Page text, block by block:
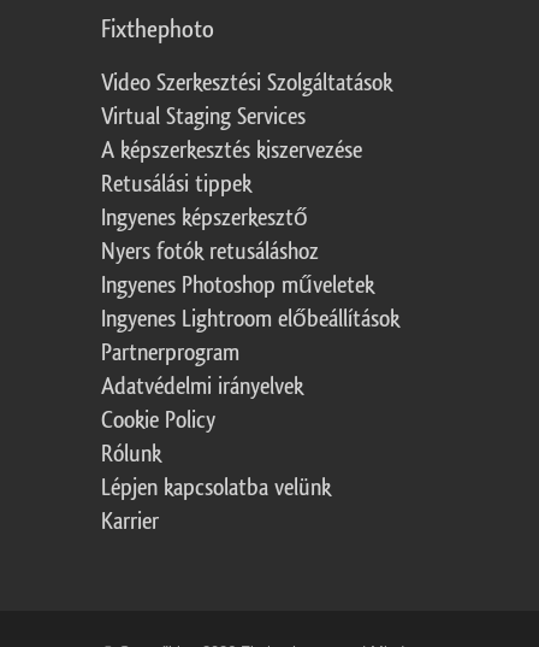
Fixthephoto
Video Szerkesztési Szolgáltatások
Virtual Staging Services
A képszerkesztés kiszervezése
Retusálási tippek
Ingyenes képszerkesztő
Nyers fotók retusáláshoz
Ingyenes Photoshop műveletek
Ingyenes Lightroom előbeállítások
Partnerprogram
Adatvédelmi irányelvek
Cookie Policy
Rólunk
Lépjen kapcsolatba velünk
Karrier